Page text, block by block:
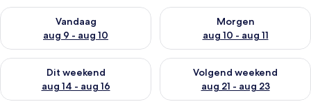
Vandaag
aug 9 - aug 10
De beschikbaarheid controleren voor vanavond aug 9 - aug
Morgen
aug 10 - aug 11
De beschikbaarheid
Dit weekend
aug 14 - aug 16
De beschikbaarheid controleren voor dit weekend aug 14 -
Volgend weekend
aug 21 - aug 23
De beschikbaarheid